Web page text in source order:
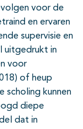
voor de
en ervaren
supervisie en
uitgedrukt in
voor
of heup
scholing kunnen
diepe
dat in